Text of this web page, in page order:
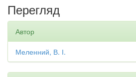
Перегляд
Автор
Меленний, В. І.